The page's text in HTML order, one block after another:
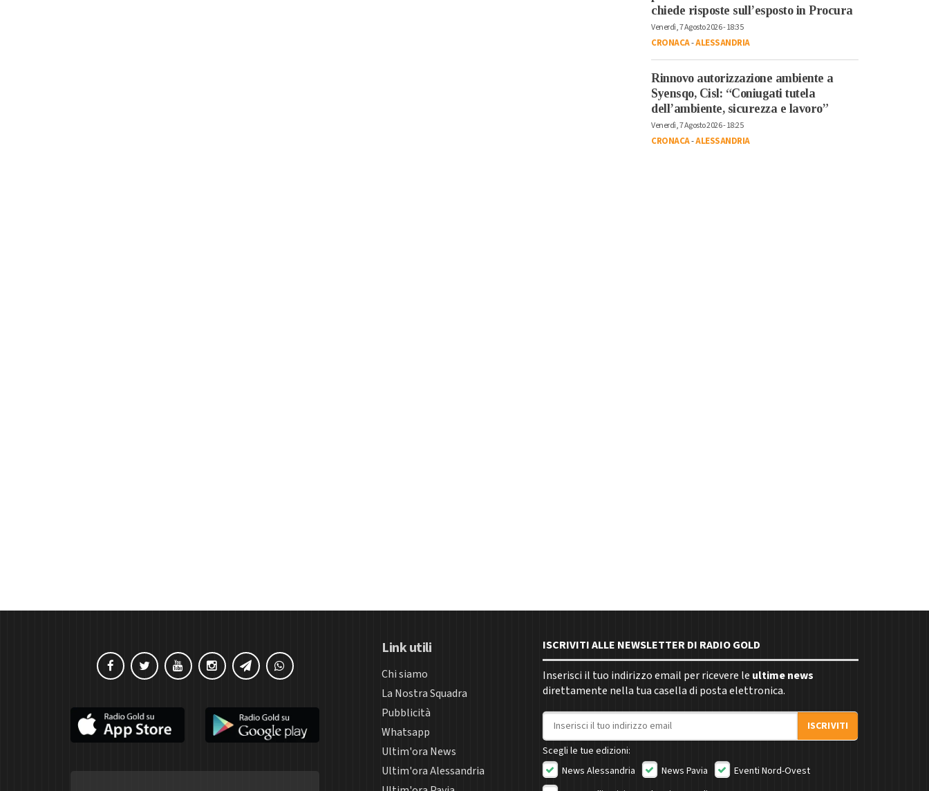
chiede risposte sull’esposto in Procura
Venerdì, 7 Agosto 2026 - 18:35
CRONACA-ALESSANDRIA
Rinnovo autorizzazione ambiente a
Syensqo, Cisl: “Coniugati tutela
dell’ambiente, sicurezza e lavoro”
Venerdì, 7 Agosto 2026 - 18:25
CRONACA-ALESSANDRIA
Link utili
Chi siamo
La Nostra Squadra
Pubblicità
Whatsapp
Ultim'ora News
Ultim'ora Alessandria
ISCRIVITI ALLE NEWSLETTER DI RADIO GOLD
Inserisci il tuo indirizzo email per ricevere le ultime news
direttamente nella tua casella di posta elettronica.
Indirizzo email
ISCRIVITI
Scegli le tue edizioni:
News Alessandria
News Pavia
Eventi Nord-Ovest